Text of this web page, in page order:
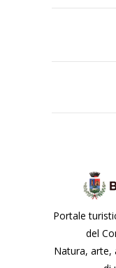
Portale
del
Natura, arte,